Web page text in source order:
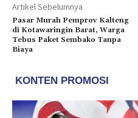
Artikel Sebelumnya
Pasar Murah Pemprov Kalteng
di Kotawaringin Barat, Warga
Tebus Paket Sembako Tanpa
Biaya